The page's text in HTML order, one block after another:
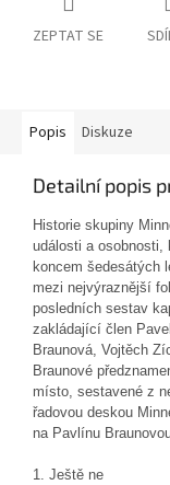
ZEPTAT SE
Popis Diskuze
Detailní popis
Historie skupiny
události a
koncem šedesátých
mezi nejvýraznější
posledních sestav
zakládající člen
Braunová, Vojtěch
Braunové
místo, sestavené z
řadovou deskou
na Pavlínu
1. Ještě ne